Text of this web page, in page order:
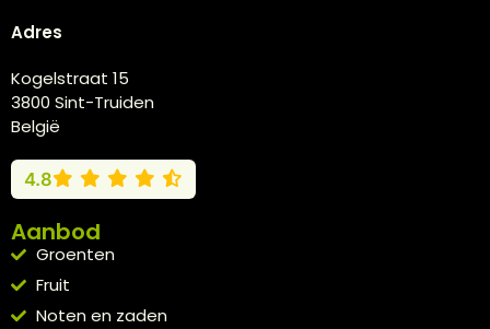
Adres
Kogelstraat 15
3800 Sint-Truiden
België
4.8
Aanbod
Groenten
Fruit
Noten en zaden